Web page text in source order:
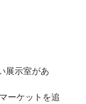
展示室があ
ーケットを追